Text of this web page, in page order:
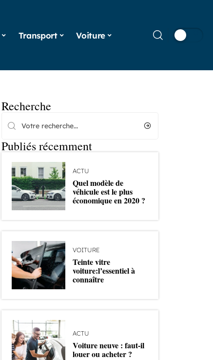
Transport Voiture
Recherche
Publiés récemment
ACTU
Quel modèle de
véhicule est le plus
économique en 2020 ?
VOITURE
Teinte vitre
voiture:l’essentiel à
connaître
ACTU
Voiture neuve : faut-il
louer ou acheter ?